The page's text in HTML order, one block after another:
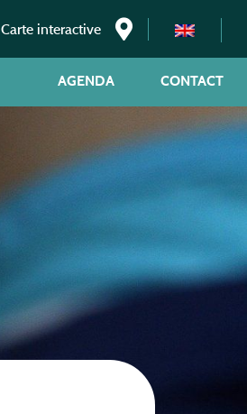
Carte interactive
CONTACT
AGENDA